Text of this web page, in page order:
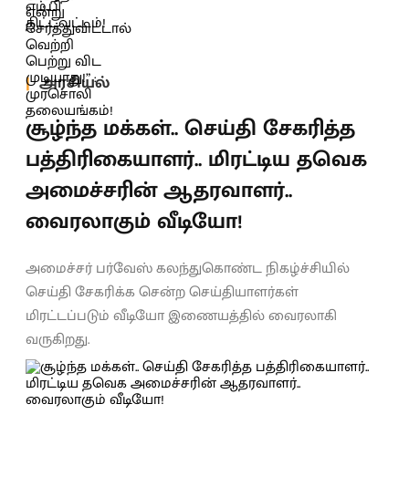
அரசியல்
சூழ்ந்த மக்கள்.. செய்தி சேகரித்த
பத்திரிகையாளர்.. மிரட்டிய தவெக
அமைச்சரின் ஆதரவாளர்..
வைரலாகும் வீடியோ!
அமைச்சர் பர்வேஸ் கலந்துகொண்ட நிகழ்ச்சியில்
செய்தி சேகரிக்க சென்ற செய்தியாளர்கள்
மிரட்டப்படும் வீடியோ இணையத்தில் வைரலாகி
வருகிறது.